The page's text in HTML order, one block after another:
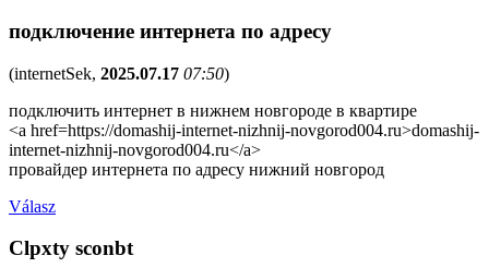
подключение интернета по адресу
(internetSek, 2025.07.17 07:50)
подключить интернет в нижнем новгороде в квартире
<a href=https://domashij-internet-nizhnij-novgorod004.ru>domashij-
internet-nizhnij-novgorod004.ru</a>
провайдер интернета по адресу нижний новгород
Válasz
Clpxty sconbt